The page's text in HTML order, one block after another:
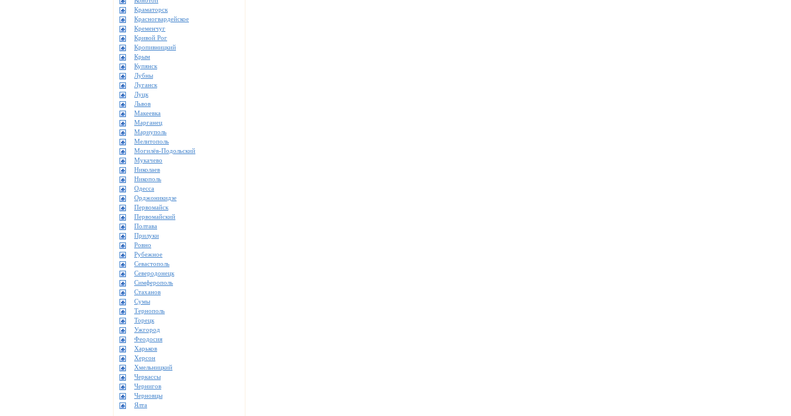
Краматорск
Красногвардейское
Кременчуг
Кривой Рог
Кропивницкий
Крым
Купянск
Лубны
Луганск
Луцк
Львов
Макеевка
Марганец
Мариуполь
Мелитополь
Могилёв-Подольский
Мукачево
Николаев
Никополь
Одесса
Орджоникидзе
Первомайск
Первомайский
Полтава
Прилуки
Ровно
Рубежное
Севастополь
Северодонецк
Симферополь
Стаханов
Сумы
Тернополь
Торецк
Ужгород
Феодосия
Харьков
Херсон
Хмельницкий
Черкассы
Чернигов
Черновцы
Ялта